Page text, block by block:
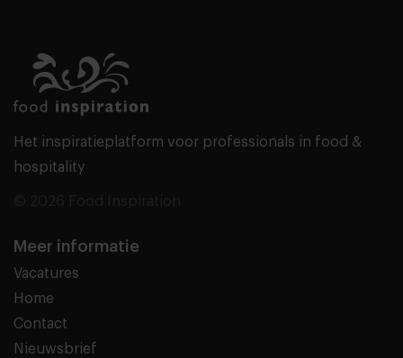
Het inspiratieplatform voor professionals in food &
hospitality
Meer informatie
Vacatures
Home
Contact
Nieuwsbrief